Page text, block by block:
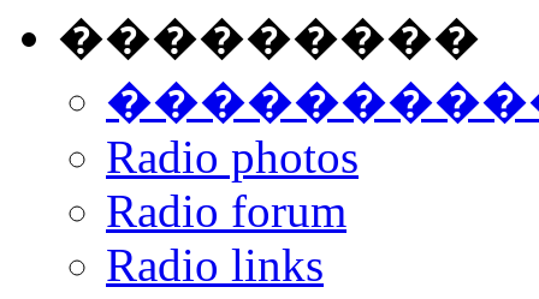
���������
Radio photos
Radio forum
Radio links